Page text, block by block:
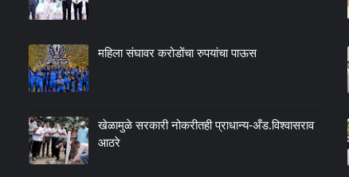
महिला संघावर करोडोंचा रुपयांचा पाऊस
खेळामुळे सरकारी नोकरीतही प्राधान्य-अँड.विश्वासराव
आठरे